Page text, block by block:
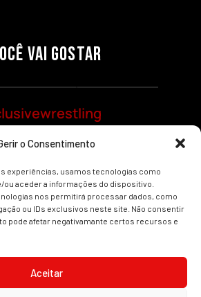
o Consentimento
experiências, usamos tecnologias como
ou aceder a informações do dispositivo.
nos permitirá processar dados, como
ou IDs exclusivos neste site. Não consentir
pode afetar negativamante certos recursos e
Aceitar
VAI GOSTAR
NÃO PERDER
MUNDIAL FEMININO NA AEW
REDEMPTION
Por exclusivewrestling
mais Artigos